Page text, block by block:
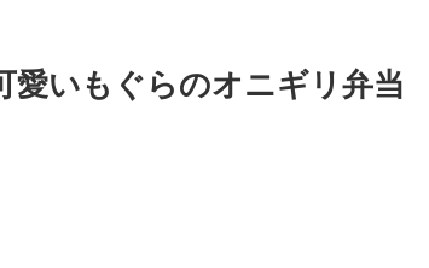
愛いもぐらのオニギリ弁当